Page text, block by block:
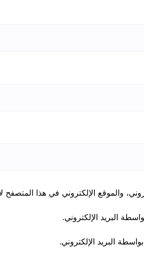
والموقع الإلكتروني في هذا المتصفح
البريد الإلكتروني.
البريد الإلكتروني.